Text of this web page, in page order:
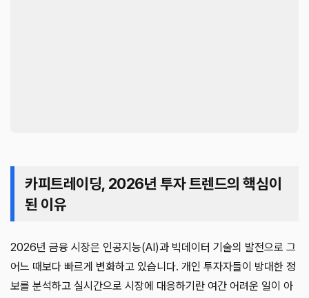
카피트레이딩, 2026년 투자 트렌드의 핵심이
된 이유
2026년 금융 시장은 인공지능(AI)과 빅데이터 기술의 발전으로 그
어느 때보다 빠르게 변화하고 있습니다. 개인 투자자들이 방대한 정
보를 분석하고 실시간으로 시장에 대응하기란 여간 어려운 일이 아